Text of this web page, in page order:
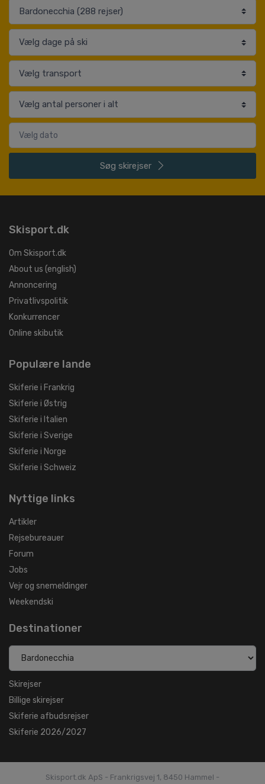
Søg skirejser
Skisport.dk
Om Skisport.dk
About us (english)
Annoncering
Privatlivspolitik
Konkurrencer
Online skibutik
Populære lande
Skiferie i Frankrig
Skiferie i Østrig
Skiferie i Italien
Skiferie i Sverige
Skiferie i Norge
Skiferie i Schweiz
Nyttige links
Artikler
Rejsebureauer
Forum
Jobs
Vejr og snemeldinger
Weekendski
Destinationer
Skirejser
Billige skirejser
Skiferie afbudsrejser
Skiferie 2026/2027
Skisport.dk ApS - Frankrigsvej 1, 8450 Hammel -